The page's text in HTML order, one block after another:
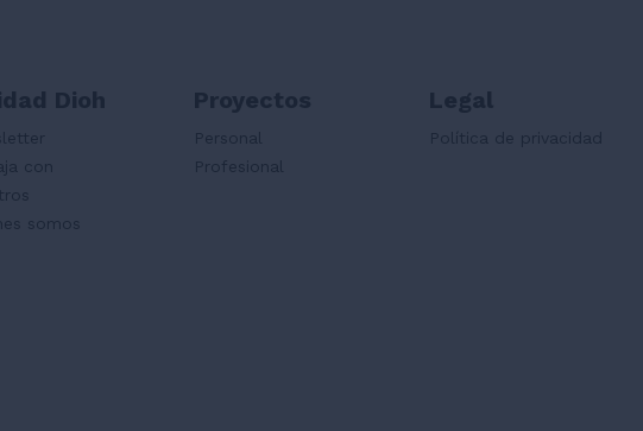
Dioh
con
somos
Proyectos
Personal
Profesional
Legal
Política de privacidad